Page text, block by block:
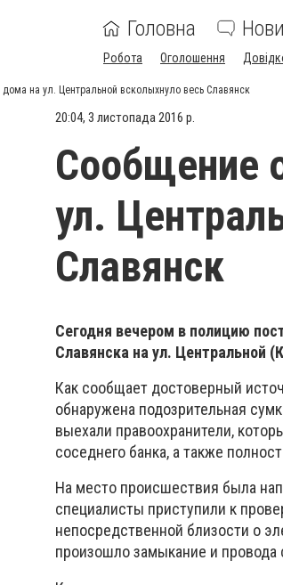
Головна
Робота Оголошення
на ул. Центральной всколыхнуло весь Славянск
20:04, 3 листопада 2016 р.
Сообщение
ул.
Славянск
Сегодня вечером в полицию
Славянска на ул. Центральной
Как сообщает достоверный
обнаружена подозрительная
выехали правоохранители,
соседнего банка, а также
На место происшествия была
специалисты приступили к
непосредственной близости о
произошло замыкание и провода